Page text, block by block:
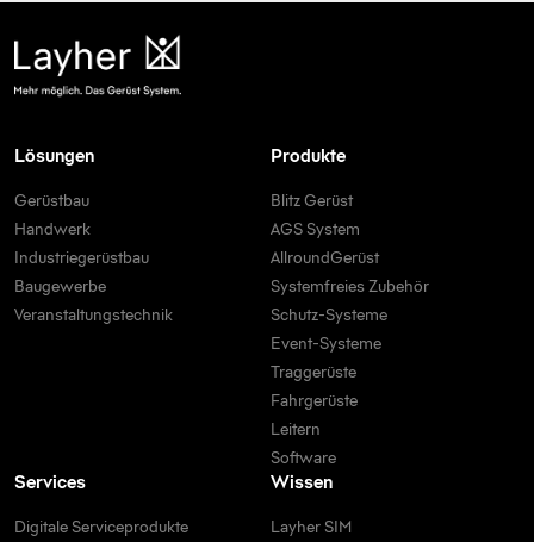
Lösungen
Gerüstbau
Handwerk
Industriegerüstbau
Baugewerbe
Veranstaltungstechnik
Produkte
Blitz Gerüst
AGS System
AllroundGerüst
Systemfreies Zubehör
Schutz-Systeme
Event-Systeme
Traggerüste
Fahrgerüste
Leitern
Software
Services
Digitale Serviceprodukte
Wissen
Layher SIM